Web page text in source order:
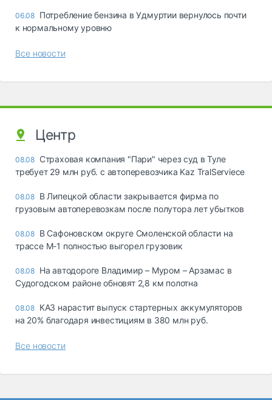
06.08 Потребление бензина в Удмуртии вернулось почти
к нормальному уровню
Все новости
Центр
08.08 Страховая компания "Пари" через суд в Туле
требует 29 млн руб. с автоперевозчика Kaz TralServiece
08.08 В Липецкой области закрывается фирма по
грузовым автоперевозкам после полутора лет убытков
08.08 В Сафоновском округе Смоленской области на
трассе М-1 полностью выгорел грузовик
08.08 На автодороге Владимир – Муром – Арзамас в
Судогодском районе обновят 2,8 км полотна
08.08 КАЗ нарастит выпуск стартерных аккумуляторов
на 20% благодаря инвестициям в 380 млн руб.
Все новости